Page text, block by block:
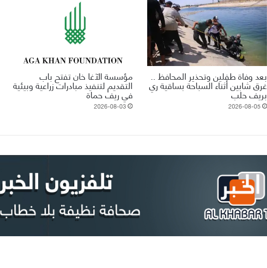
بعد وفاة طفلين وتحذير المحافظ ..
غرق شابين أثناء السباحة بساقية ري
بريف حلب
2026-08-05
مؤسسة الآغا خان تفتح باب
التقديم لتنفيذ مبادرات زراعية وبيئية
في ريف حماة
2026-08-03